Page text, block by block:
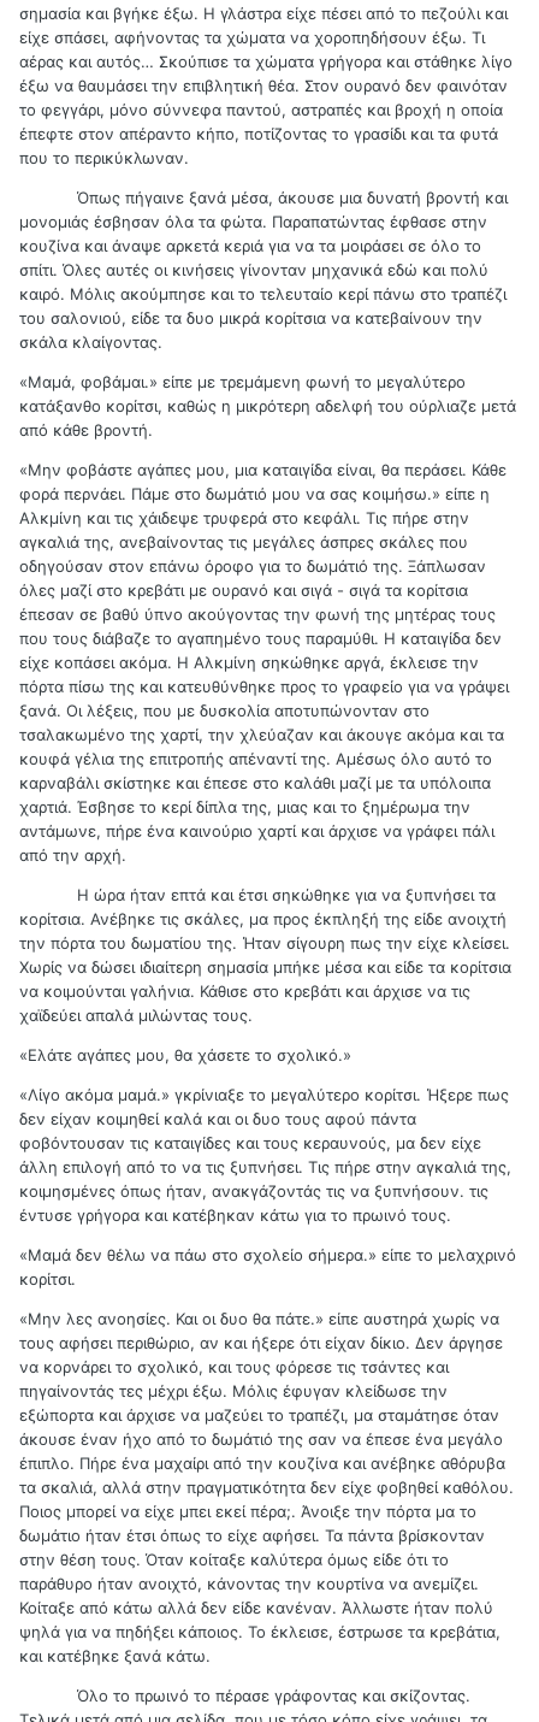
σημασία και βγήκε έξω. Η γλάστρα είχε πέσει από το πεζούλι και
είχε σπάσει, αφήνοντας τα χώματα να χοροπηδήσουν έξω. Τι
αέρας και αυτός… Σκούπισε τα χώματα γρήγορα και στάθηκε λίγο
έξω να θαυμάσει την επιβλητική θέα. Στον ουρανό δεν φαινόταν
το φεγγάρι, μόνο σύννεφα παντού, αστραπές και βροχή η οποία
έπεφτε στον απέραντο κήπο, ποτίζοντας το γρασίδι και τα φυτά
που το περικύκλωναν.
Όπως πήγαινε ξανά μέσα, άκουσε μια δυνατή βροντή και
μονομιάς έσβησαν όλα τα φώτα. Παραπατώντας έφθασε στην
κουζίνα και άναψε αρκετά κεριά για να τα μοιράσει σε όλο το
σπίτι. Όλες αυτές οι κινήσεις γίνονταν μηχανικά εδώ και πολύ
καιρό. Μόλις ακούμπησε και το τελευταίο κερί πάνω στο τραπέζι
του σαλονιού, είδε τα δυο μικρά κορίτσια να κατεβαίνουν την
σκάλα κλαίγοντας.
«Μαμά, φοβάμαι.» είπε με τρεμάμενη φωνή το μεγαλύτερο
κατάξανθο κορίτσι, καθώς η μικρότερη αδελφή του ούρλιαζε μετά
από κάθε βροντή.
«Μην φοβάστε αγάπες μου, μια καταιγίδα είναι, θα περάσει. Κάθε
φορά περνάει. Πάμε στο δωμάτιό μου να σας κοιμήσω.» είπε η
Αλκμίνη και τις χάιδεψε τρυφερά στο κεφάλι. Τις πήρε στην
αγκαλιά της, ανεβαίνοντας τις μεγάλες άσπρες σκάλες που
οδηγούσαν στον επάνω όροφο για το δωμάτιό της. Ξάπλωσαν
όλες μαζί στο κρεβάτι με ουρανό και σιγά - σιγά τα κορίτσια
έπεσαν σε βαθύ ύπνο ακούγοντας την φωνή της μητέρας τους
που τους διάβαζε το αγαπημένο τους παραμύθι. Η καταιγίδα δεν
είχε κοπάσει ακόμα. Η Αλκμίνη σηκώθηκε αργά, έκλεισε την
πόρτα πίσω της και κατευθύνθηκε προς το γραφείο για να γράψει
ξανά. Οι λέξεις, που με δυσκολία αποτυπώνονταν στο
τσαλακωμένο της χαρτί, την χλεύαζαν και άκουγε ακόμα και τα
κουφά γέλια της επιτροπής απέναντί της. Αμέσως όλο αυτό το
καρναβάλι σκίστηκε και έπεσε στο καλάθι μαζί με τα υπόλοιπα
χαρτιά. Έσβησε το κερί δίπλα της, μιας και το ξημέρωμα την
αντάμωνε, πήρε ένα καινούριο χαρτί και άρχισε να γράφει πάλι
από την αρχή.
Η ώρα ήταν επτά και έτσι σηκώθηκε για να ξυπνήσει τα
κορίτσια. Ανέβηκε τις σκάλες, μα προς έκπληξή της είδε ανοιχτή
την πόρτα του δωματίου της. Ήταν σίγουρη πως την είχε κλείσει.
Χωρίς να δώσει ιδιαίτερη σημασία μπήκε μέσα και είδε τα κορίτσια
να κοιμούνται γαλήνια. Κάθισε στο κρεβάτι και άρχισε να τις
χαϊδεύει απαλά μιλώντας τους.
«Ελάτε αγάπες μου, θα χάσετε το σχολικό.»
«Λίγο ακόμα μαμά.» γκρίνιαξε το μεγαλύτερο κορίτσι. Ήξερε πως
δεν είχαν κοιμηθεί καλά και οι δυο τους αφού πάντα
φοβόντουσαν τις καταιγίδες και τους κεραυνούς, μα δεν είχε
άλλη επιλογή από το να τις ξυπνήσει. Τις πήρε στην αγκαλιά της,
κοιμησμένες όπως ήταν, ανακγάζοντάς τις να ξυπνήσουν. τις
έντυσε γρήγορα και κατέβηκαν κάτω για το πρωινό τους.
«Μαμά δεν θέλω να πάω στο σχολείο σήμερα.» είπε το μελαχρινό
κορίτσι.
«Μην λες ανοησίες. Και οι δυο θα πάτε.» είπε αυστηρά χωρίς να
τους αφήσει περιθώριο, αν και ήξερε ότι είχαν δίκιο. Δεν άργησε
να κορνάρει το σχολικό, και τους φόρεσε τις τσάντες και
πηγαίνοντάς τες μέχρι έξω. Μόλις έφυγαν κλείδωσε την
εξώπορτα και άρχισε να μαζεύει το τραπέζι, μα σταμάτησε όταν
άκουσε έναν ήχο από το δωμάτιό της σαν να έπεσε ένα μεγάλο
έπιπλο. Πήρε ένα μαχαίρι από την κουζίνα και ανέβηκε αθόρυβα
τα σκαλιά, αλλά στην πραγματικότητα δεν είχε φοβηθεί καθόλου.
Ποιος μπορεί να είχε μπει εκεί πέρα;. Άνοιξε την πόρτα μα το
δωμάτιο ήταν έτσι όπως το είχε αφήσει. Τα πάντα βρίσκονταν
στην θέση τους. Όταν κοίταξε καλύτερα όμως είδε ότι το
παράθυρο ήταν ανοιχτό, κάνοντας την κουρτίνα να ανεμίζει.
Κοίταξε από κάτω αλλά δεν είδε κανέναν. Άλλωστε ήταν πολύ
ψηλά για να πηδήξει κάποιος. Το έκλεισε, έστρωσε τα κρεβάτια,
και κατέβηκε ξανά κάτω.
Όλο το πρωινό το πέρασε γράφοντας και σκίζοντας.